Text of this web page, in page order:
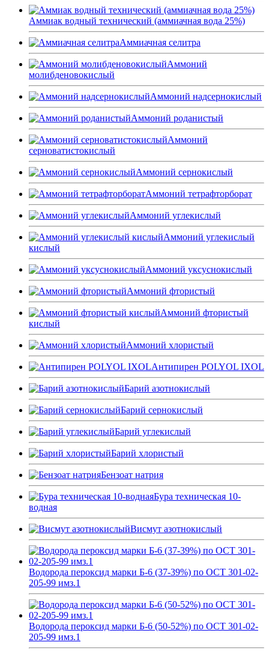
Аммиак водный технический (аммиачная вода 25%)
Аммиачная селитра
Аммоний
молибденовокислый
Аммоний надсернокислый
Аммоний роданистый
Аммоний
серноватистокислый
Аммоний сернокислый
Аммоний тетрафторборат
Аммоний углекислый
Аммоний углекислый
кислый
Аммоний уксуснокислый
Аммоний фтористый
Аммоний фтористый
кислый
Аммоний хлористый
Антипирен POLYOL IXOL
Барий азотнокислый
Барий сернокислый
Барий углекислый
Барий хлористый
Бензоат натрия
Бура техническая 10-
водная
Висмут азотнокислый
Водорода пероксид марки Б-6 (37-39%) по ОСТ 301-02-
205-99 имз.1
Водорода пероксид марки Б-6 (50-52%) по ОСТ 301-02-
205-99 имз.1